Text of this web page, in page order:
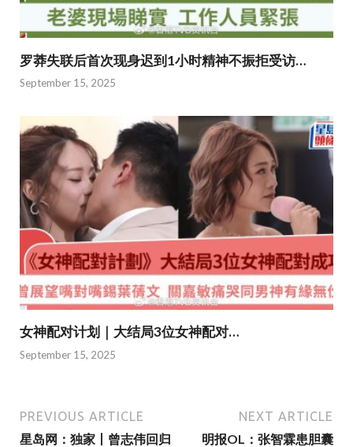
罗莽失联后首次现身迟到1小时精神不振拒受访…
September 15, 2025
女神配对计划｜大结局3位女神配对…
September 15, 2025
PREVIOUS ARTICLE
星岛网：独家丨曾志伟回归
NEXT ARTICLE
明报OL：张智霖患胆囊